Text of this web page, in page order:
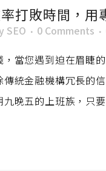
打敗時間，用
SEO 0 Comments
當您遇到迫在眉睫
統金融機構冗長的
晚五的上班族，只